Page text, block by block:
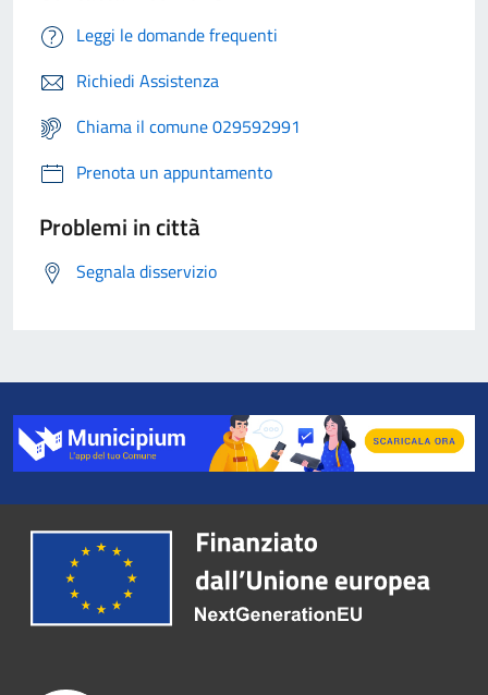
Leggi le domande frequenti
Richiedi Assistenza
Chiama il comune 029592991
Prenota un appuntamento
Problemi in città
Segnala disservizio